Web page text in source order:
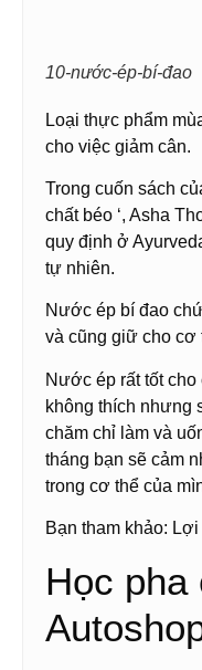
10-nước-ép-bí-đao
Loại thực phẩm
cho việc giảm cân.
Trong cuốn sách
chất béo ‘, Asha
quy định ở
tự nhiên.
Nước ép bí đao
và cũng giữ cho cơ
Nước ép rất tốt
không thích nhưng
chăm chỉ làm và
tháng bạn sẽ cảm
trong cơ thể của
Bạn tham khảo:
Học pha